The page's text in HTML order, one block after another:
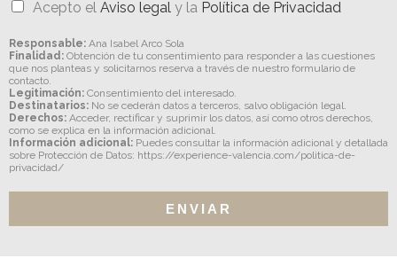
Acepto el Aviso legal y la Política de Privacidad
Responsable: Ana Isabel Arco Sola
Finalidad: Obtención de tu consentimiento para responder a las cuestiones
que nos planteas y solicitarnos reserva a través de nuestro formulario de
contacto.
Legitimación: Consentimiento del interesado.
Destinatarios: No se cederán datos a terceros, salvo obligación legal.
Derechos: Acceder, rectificar y suprimir los datos, así como otros derechos,
como se explica en la información adicional.
Información adicional: Puedes consultar la información adicional y detallada
sobre Protección de Datos: https://experience-valencia.com/politica-de-
privacidad/
ENVIAR